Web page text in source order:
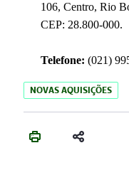
106, Centro, Rio
CEP: 28.800-000.
Telefone: (021)
NOVAS AQUISIÇÕES